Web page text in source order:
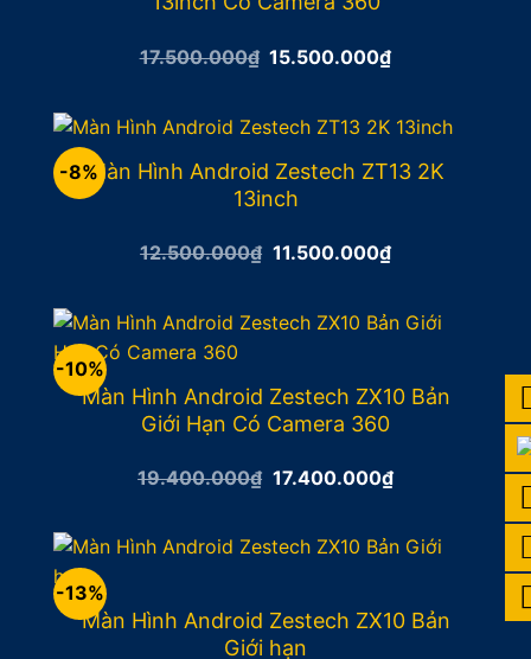
17.500.000₫ Giá
15.500.000₫Giá
15.500.000₫.
-8%Màn Hình Android Zestech ZT13 2K
13inch
12.500.000₫ Giá
12.500.000₫.
11.500.000₫Giá
hiện
11.500.000₫.
-10%
Màn Hình Android Zestech ZX10 Bản
Giới Hạn Có Camera 360
19.400.000₫ Giá
19.400.000₫.
17.400.000₫Giá
hiện
17.400.000₫.
-13%
Màn Hình Android Zestech ZX10 Bản
Giới hạn